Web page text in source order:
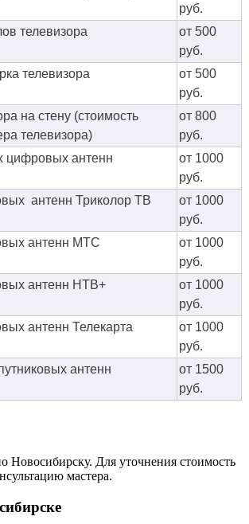
руб.
телевизора
от 500
руб.
телевизора
от 500
руб.
на стену (стоимость
телевизора)
от 800
руб.
цифровых антенн
от 1000
руб.
антенн Триколор ТВ
от 1000
руб.
антенн МТС
от 1000
руб.
антенн НТВ+
от 1000
руб.
антенн Телекарта
от 1000
руб.
антенн
от 1500
руб.
Новосибирску. Для уточнения стоимость
мастера.